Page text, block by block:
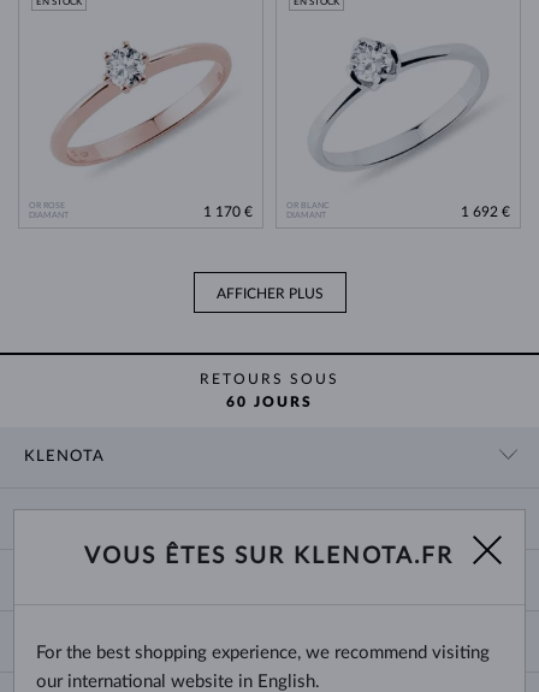
OR ROSE
DIAMANT
EN STOCK
1 170 €
OR BLANC
DIAMANT
EN STOCK
1 692 €
AFFICHER PLUS
RETOURS SOUS
60 JOURS
KLENOTA
NOUS CONNAÎTRE
LIVRAISON ET PAIEMENT
CHOISIR DES ALLIANCES
TAILLE ET VARIÉTÉ DES CHAÎNES
TAILLES DE BRACELETS
VOUS ÊTES SUR KLENOTA.FR
For the best shopping experience, we recommend visiting
our international website in English.